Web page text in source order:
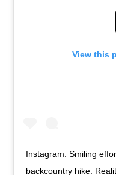
View this
Instagram: Smiling
backcountry hike.